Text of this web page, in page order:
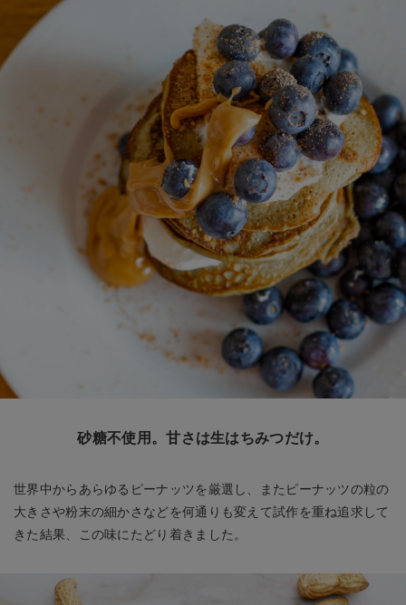
砂糖不使用。甘さは生はちみつだけ。
世界中からあらゆるピーナッツを厳選し、またピーナッツの粒の
大きさや粉末の細かさなどを何通りも変えて試作を重ね追求して
きた結果、この味にたどり着きました。